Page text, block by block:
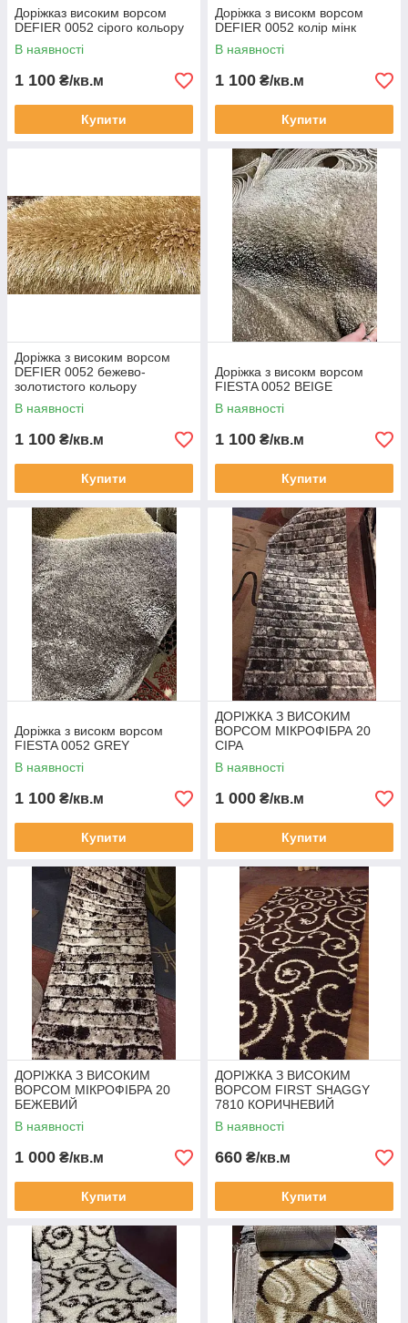
Доріжказ високим ворсом
DEFIER 0052 сірого кольору
В наявності
1 100 ₴/кв.м
Купити
Доріжка з високм ворсом
DEFIER 0052 колір мінк
В наявності
1 100 ₴/кв.м
Купити
Доріжка з високим ворсом
DEFIER 0052 бежево-
золотистого кольору
В наявності
1 100 ₴/кв.м
Купити
Доріжка з високм ворсом
FIESTA 0052 BEIGE
В наявності
1 100 ₴/кв.м
Купити
Доріжка з високм ворсом
FIESTA 0052 GREY
В наявності
1 100 ₴/кв.м
Купити
ДОРІЖКА З ВИСОКИМ
ВОРСОМ МІКРОФІБРА 20
СІРА
В наявності
1 000 ₴/кв.м
Купити
ДОРІЖКА З ВИСОКИМ
ВОРСОМ МІКРОФІБРА 20
БЕЖЕВИЙ
В наявності
1 000 ₴/кв.м
Купити
ДОРІЖКА З ВИСОКИМ
ВОРСОМ FIRST SHAGGY
7810 КОРИЧНЕВИЙ
В наявності
660 ₴/кв.м
Купити